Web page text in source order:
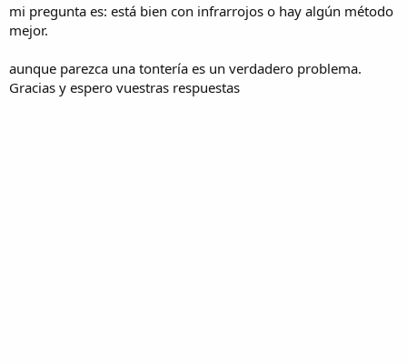
mi pregunta es: está bien con infrarrojos o hay algún método
mejor.
aunque parezca una tontería es un verdadero problema.
Gracias y espero vuestras respuestas